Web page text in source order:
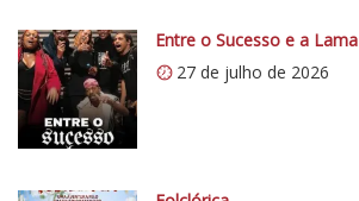
o
5
1
0
.
w
p
.
c
Entre o Sucesso e a Lama
27 de julho de 2026